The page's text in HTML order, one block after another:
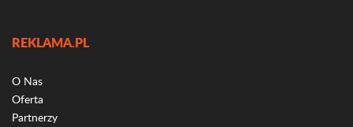
REKLAMA.PL
O Nas
Oferta
Partnerzy